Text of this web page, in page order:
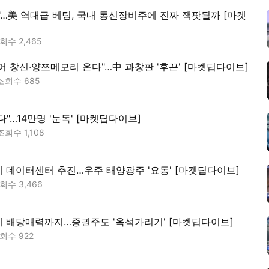
美 역대급 베팅, 국내 통신장비주에 진짜 잭팟될까 [마켓
수 2,465
창신·양쯔메모리 온다"…中 과창판 '후끈' [마켓딥다이브]
회수 685
"…14만명 '눈독' [마켓딥다이브]
회수 1,108
데이터센터 추진…우주 태양광주 '요동' [마켓딥다이브]
수 3,466
배당매력까지…증권주도 '옥석가리기' [마켓딥다이브]
수 922